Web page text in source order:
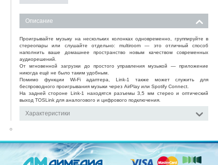
Описание
Проигрывайте музыку на нескольких колонках одновременно, группируйте в
стереопары или слушайте отдельно: multiroom — это отличный способ
наполнить ваше домашнее пространство новым качеством современных
аудиорешений.
От мгновенной загрузки до простого управления музыкой — приложение
никогда ещё не было таким удобным.
Помимо функции Wi-Fi адаптера, Link-1 также может служить для
беспроводного проигрывания музыки через AirPlay или Spotify Connect.
На задней стороне Link-1 находятся разъемы 3,5 мм стерео и оптический
выход TOSLink для аналогового и цифрового подключения.
Характеристики